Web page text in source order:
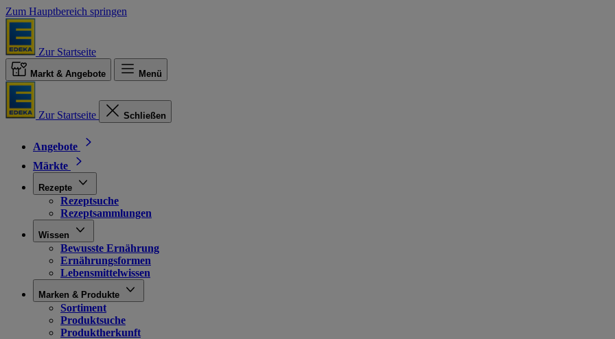
Zum Hauptbereich springen
Zur Startseite
Markt & Angebote Menü
Zur Startseite Schließen
Angebote
Märkte
Rezepte
Rezeptsuche
Rezeptsammlungen
Wissen
Bewusste Ernährung
Ernährungsformen
Lebensmittelwissen
Marken & Produkte
Sortiment
Produktsuche
Produktherkunft